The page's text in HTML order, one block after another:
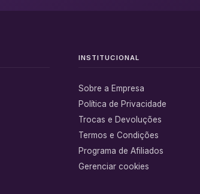
INSTITUCIONAL
Sobre a Empresa
Política de Privacidade
Trocas e Devoluções
Termos e Condições
Programa de Afiliados
Gerenciar cookies